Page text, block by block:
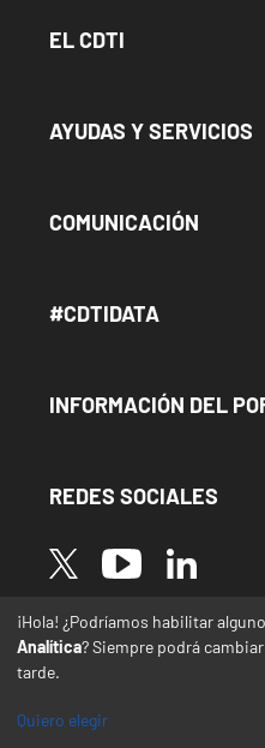
Menu Footer Cdti
EL CDTI
Menu Footer Ayudas y
AYUDAS Y SERVICIOS
Menu Footer Comunicación
COMUNICACIÓN
Menú Footer #Cdtidata
#CDTIDATA
Menu Footer Información
INFORMACIÓN DEL
REDES SOCIALES
Image Image Image
* Las traducciones de
español a otras
automática y
¡Hola! ¿Podríamos habilitar
Analítica? Siempre podrá
tarde.
Quiero elegir